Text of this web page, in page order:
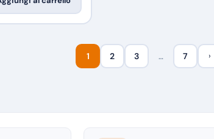
1 2 3 … 7 ›